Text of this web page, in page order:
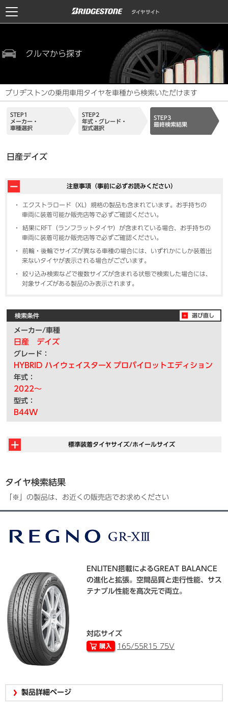
クルマから探す
ブリヂストンの乗用車用タイヤを車種から検索いただけます
STEP1
メーカー・
車種選択
STEP2
年式・グレード・
型式選択
STEP3
最終検索結果
日産デイズ
注意事項（事前に必ずお読みください）
エクストラロード（XL）規格の製品も含まれています。お手持ちの
車両に装着可能か販売店等で必ずご確認ください。
結果にRFT（ランフラットタイヤ）が含まれている場合、お手持ちの
車両に装着可能か販売店等で必ずご確認ください。
前輪・後輪でサイズが異なる車種の場合には、いずれかにしか装着出
来ないタイヤが表示される場合がございます。
絞り込み検索などで複数サイズが含まれる状態で検索した場合には、
対象サイズがある製品のみ表示されます。
検索条件
メーカー/車種
日産 デイズ
グレード：
HYBRID ハイウェイスターX プロパイロットエディション
年式：
2022～
型式：
B44W
選び直し
標準装着タイヤサイズ/ホイールサイズ
タイヤ検索結果
「※」の製品は、お近くの販売店でお求めください
ENLITEN搭載によるGREAT BALANCE
の進化と拡張。空間品質と走行性能、サス
テナブル性能を高次元で両立。
対応サイズ
165/55R15 75V
製品詳細ページ